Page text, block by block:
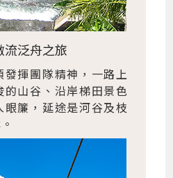
流泛舟之旅
揮團隊精神，一路上
的山谷、沿岸梯田景色
簾，延途是河谷及枝